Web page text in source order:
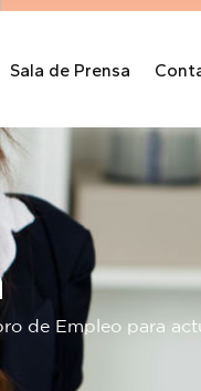
Sala de Prensa
de Empleo para